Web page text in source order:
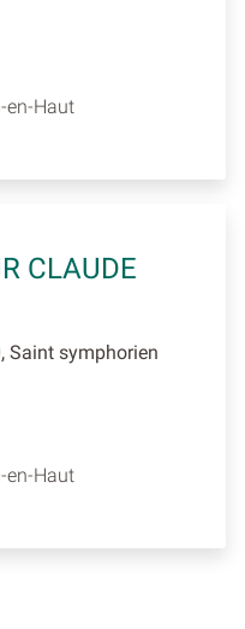
en-Haut
CLAUDE
Saint symphorien
en-Haut